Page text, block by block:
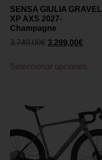
SENSA GIULIA GRAVEL
XP AXS 2027-
Champagne
3.749,00€ 3.299,00€
Seleccionar opciones